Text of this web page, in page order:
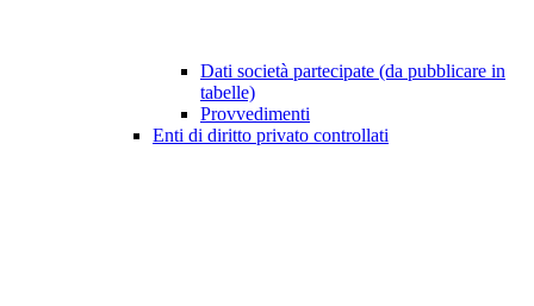
Dati società partecipate (da pubblicare in
tabelle)
Provvedimenti
Enti di diritto privato controllati